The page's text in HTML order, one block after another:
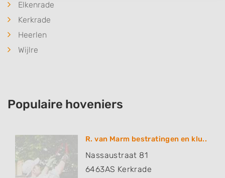
Elkenrade
Kerkrade
Heerlen
Wijlre
Populaire hoveniers
R. van Marm bestratingen en klu..
Nassaustraat 81
6463AS Kerkrade